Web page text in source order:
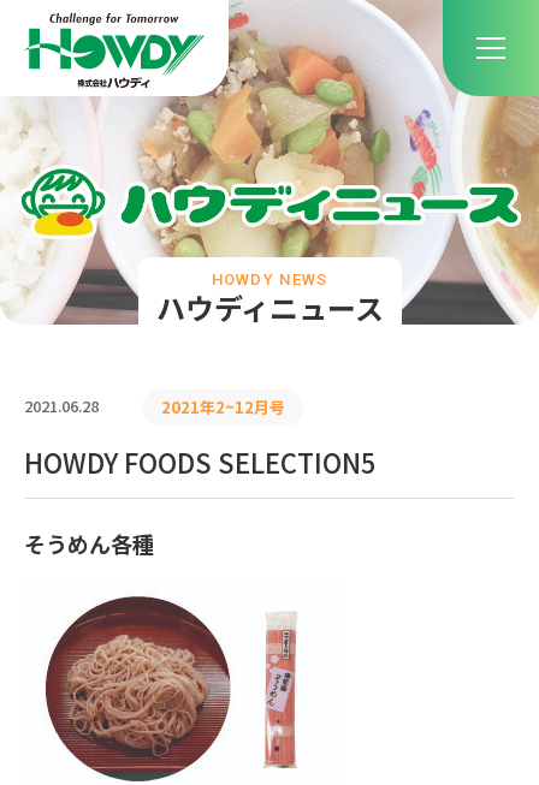
ハウディニュース
HOWDY NEWS
2021.06.28 2021年2~12月号
HOWDY FOODS SELECTION5
そうめん各種